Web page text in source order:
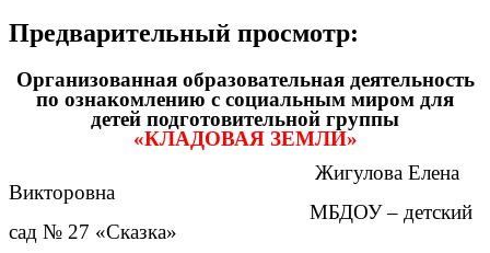
Предварительный просмотр:
Организованная образовательная деятельность
по ознакомлению с социальным миром для
детей подготовительной группы
«КЛАДОВАЯ ЗЕМЛИ»
Жигулова Елена
Викторовна
МБДОУ – детский
сад № 27 «Сказка»